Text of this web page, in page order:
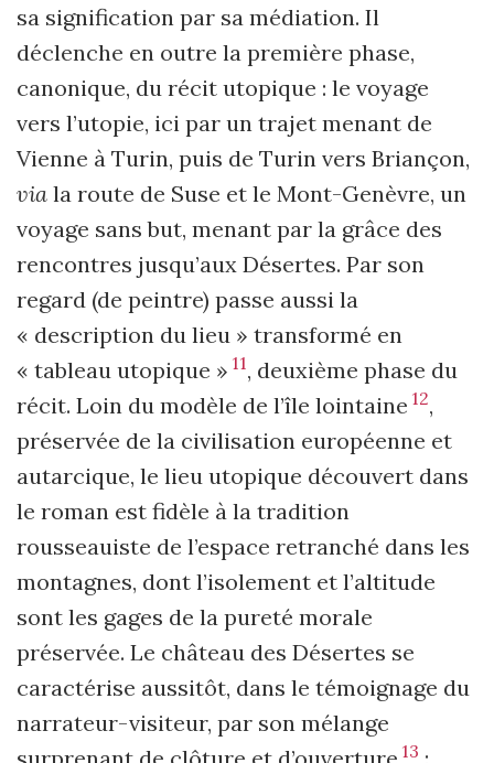
sa signification par sa médiation. Il
déclenche en outre la première phase,
canonique, du récit utopique : le voyage
vers l’utopie, ici par un trajet menant de
Vienne à Turin, puis de Turin vers Briançon,
via la route de Suse et le Mont-Genèvre, un
voyage sans but, menant par la grâce des
rencontres jusqu’aux Désertes. Par son
regard (de peintre) passe aussi la
« description du lieu » transformé en
« tableau utopique » 11, deuxième phase du
récit. Loin du modèle de l’île lointaine 12,
préservée de la civilisation européenne et
autarcique, le lieu utopique découvert dans
le roman est fidèle à la tradition
rousseauiste de l’espace retranché dans les
montagnes, dont l’isolement et l’altitude
sont les gages de la pureté morale
préservée. Le château des Désertes se
caractérise aussitôt, dans le témoignage du
narrateur-visiteur, par son mélange
13